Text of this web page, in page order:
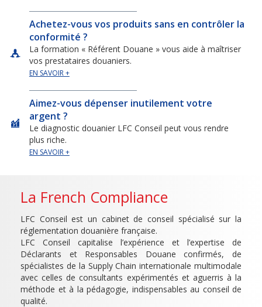
Achetez-vous vos produits sans en contrôler la
conformité ?
La formation « Référent Douane » vous aide à maîtriser
vos prestataires douaniers.
EN SAVOIR +
Aimez-vous dépenser inutilement votre
argent ?
Le diagnostic douanier LFC Conseil peut vous rendre
plus riche.
EN SAVOIR +
La French Compliance
LFC Conseil est un cabinet de conseil spécialisé sur la
réglementation douanière française.
LFC Conseil capitalise l’expérience et l’expertise de
Déclarants et Responsables Douane confirmés, de
spécialistes de la Supply Chain internationale multimodale
avec celles de consultants expérimentés et aguerris à la
méthode et à la pédagogie, indispensables au conseil de
qualité.